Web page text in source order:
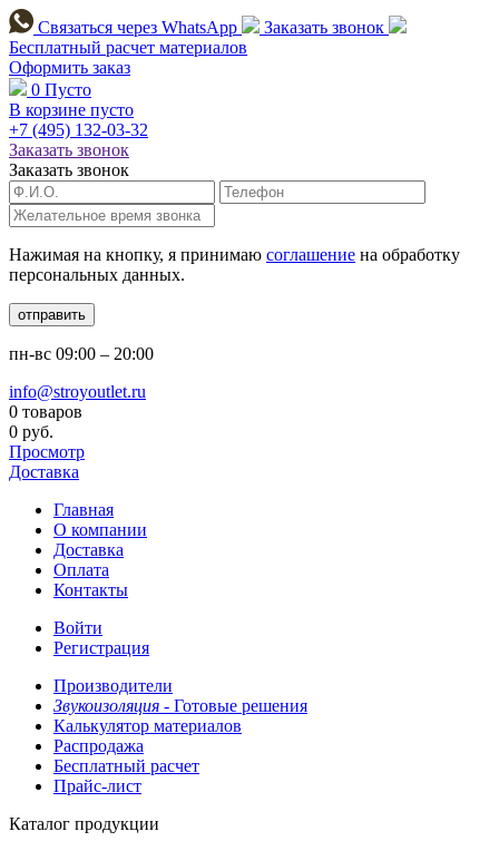
Связаться через WhatsApp
Заказать звонок
Бесплатный расчет материалов
Оформить заказ
0 Пусто
В корзине пусто
+7 (495) 132-03-32
Заказать звонок
Заказать звонок
Нажимая на кнопку, я принимаю соглашение на обработку
персональных данных.
отправить
пн-вс 09:00 – 20:00
info@stroyoutlet.ru
0 товаров
0 руб.
Просмотр
Доставка
Главная
О компании
Доставка
Оплата
Контакты
Войти
Регистрация
Производители
Звукоизоляция - Готовые решения
Калькулятор материалов
Распродажа
Бесплатный расчет
Прайс-лист
Каталог продукции